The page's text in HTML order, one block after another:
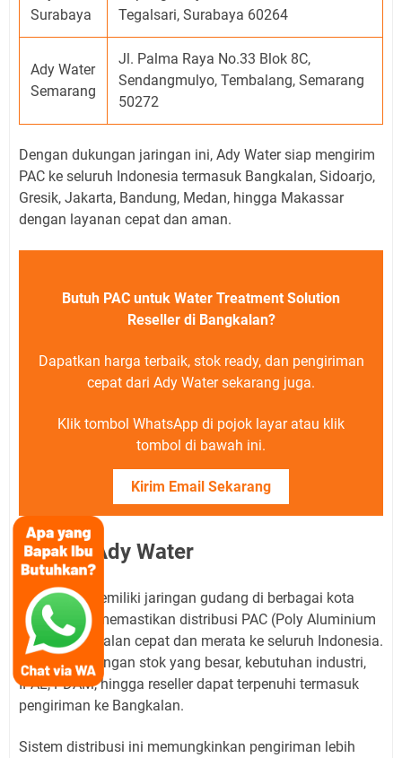
Surabaya
Tegalsari, Surabaya 60264
Ady Water
Semarang
Jl. Palma Raya No.33 Blok 8C,
Sendangmulyo, Tembalang, Semarang
50272
Dengan dukungan jaringan ini, Ady Water siap mengirim
PAC ke seluruh Indonesia termasuk Bangkalan, Sidoarjo,
Gresik, Jakarta, Bandung, Medan, hingga Makassar
dengan layanan cepat dan aman.
Butuh PAC untuk Water Treatment Solution
Reseller di Bangkalan?
Dapatkan harga terbaik, stok ready, dan pengiriman
cepat dari Ady Water sekarang juga.
Klik tombol WhatsApp di pojok layar atau klik
tombol di bawah ini.
Kirim Email Sekarang
Alamat Ady Water
Ady Water memiliki jaringan gudang di berbagai kota
besar untuk memastikan distribusi PAC (Poly Aluminium
Chloride) berjalan cepat dan merata ke seluruh Indonesia.
Dengan dukungan stok yang besar, kebutuhan industri,
IPAL, PDAM, hingga reseller dapat terpenuhi termasuk
pengiriman ke Bangkalan.
Sistem distribusi ini memungkinkan pengiriman lebih